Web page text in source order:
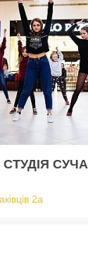
СТУДІЯ
2а